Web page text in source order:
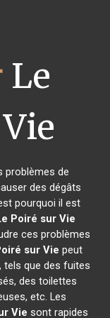
Le
problèmes de
des dégâts
pourquoi il est
Poiré sur Vie
ces problèmes
sur Vie peut
tels que des fuites
des toilettes
etc. Les
Vie sont rapides